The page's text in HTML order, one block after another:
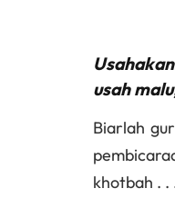
usah
Biarlah
khotbah . .